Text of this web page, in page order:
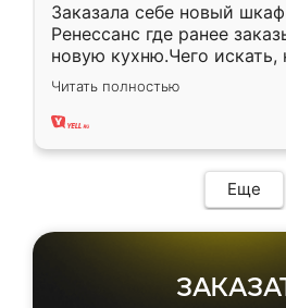
Заказала себе новый
Ренессанс где ранее
новую кухню.Чего искать,
вполне довольна. Служит
два года, нареканий нет.
Читать полностью
Еще